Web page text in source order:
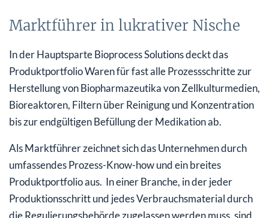
Marktführer in lukrativer Nische
In der Hauptsparte Bioprocess Solutions deckt das
Produktportfolio Waren für fast alle Prozessschritte zur
Herstellung von Biopharmazeutika von Zellkulturmedien,
Bioreaktoren, Filtern über Reinigung und Konzentration
bis zur endgültigen Befüllung der Medikation ab.
Als Marktführer zeichnet sich das Unternehmen durch
umfassendes Prozess-Know-how und ein breites
Produktportfolio aus. In einer Branche, in der jeder
Produktionsschritt und jedes Verbrauchsmaterial durch
die Regulierungsbehörde zugelassen werden muss, sind